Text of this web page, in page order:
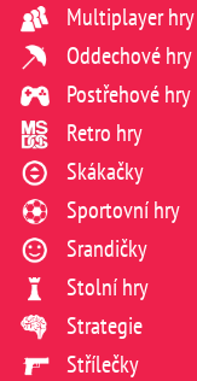
Multiplayer hry
Oddechové hry
Postřehové hry
Retro hry
Skákačky
Sportovní hry
Srandičky
Stolní hry
Strategie
Střílečky